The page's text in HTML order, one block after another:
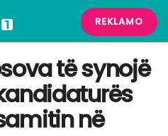
REKLAMO
të synojë
në